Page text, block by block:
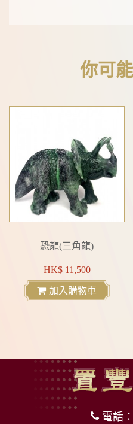
你可
恐龍(三角龍)
HK$ 11,500
加入購物車
電話